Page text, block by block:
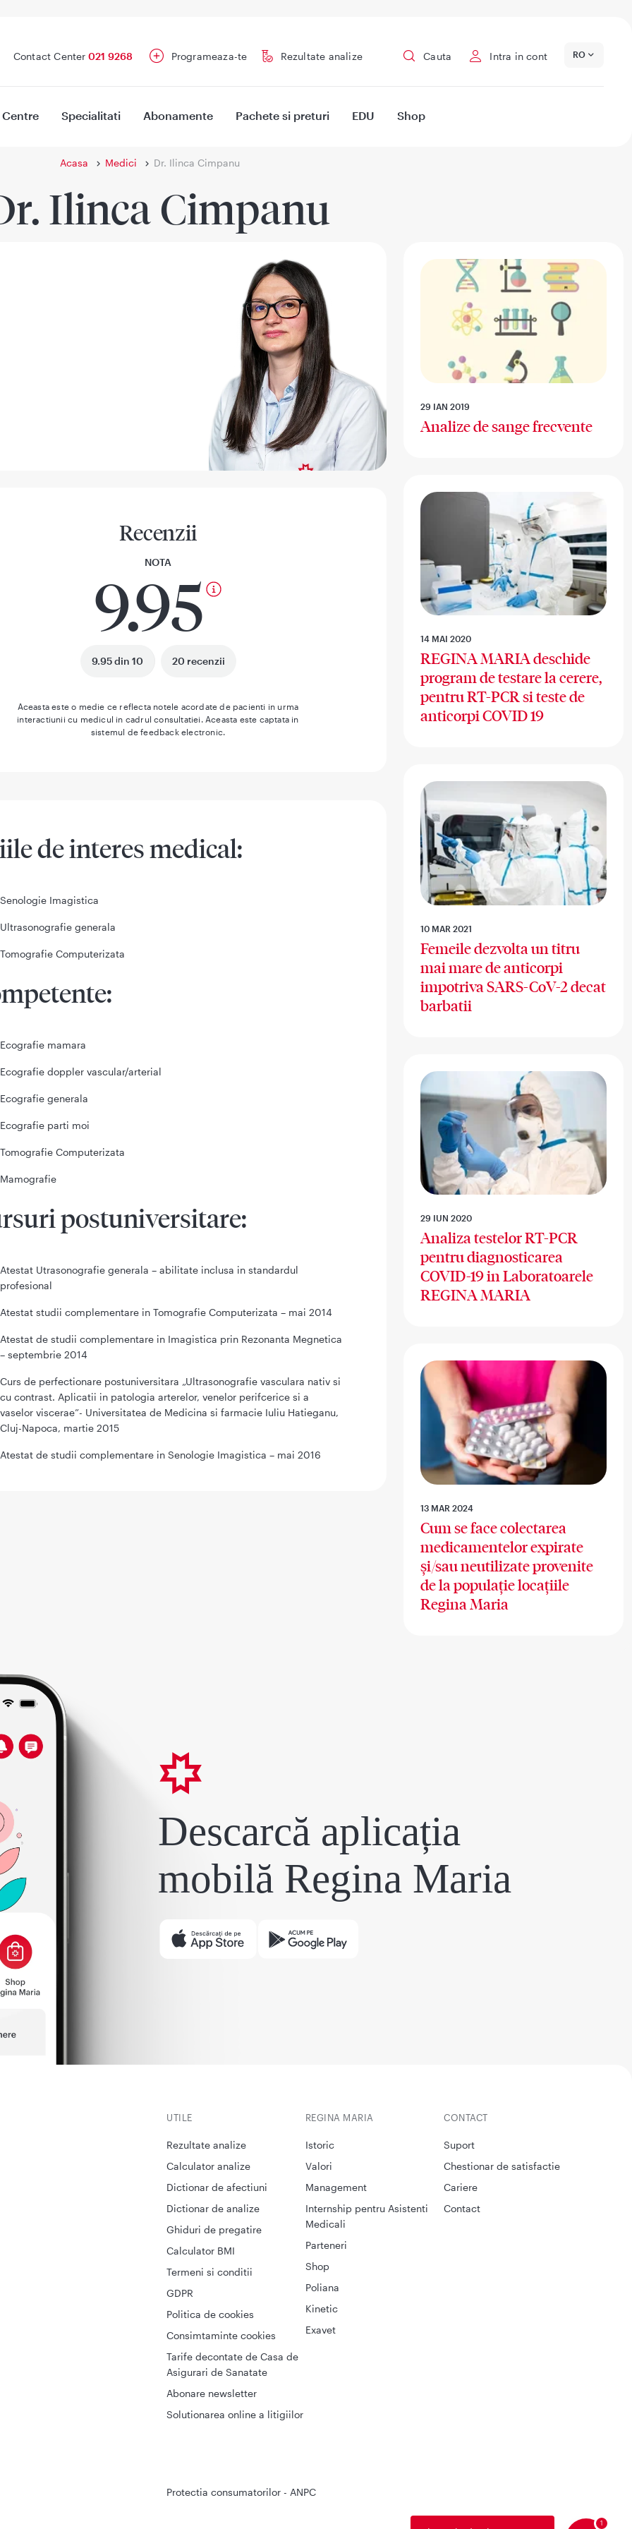
Contact Center 021 9268 Programeaza-te Rezultate analize Cauta Intra in cont RO
Centre Specialitati Abonamente Pachete si preturi EDU Shop
Acasa Medici Dr. Ilinca Cimpanu
Ilinca Cimpanu
Recenzii
NOTA
9.95
9.95 din 10 20 recenzii
Aceasta este o medie ce reflecta notele acordate de pacienti in urma
interactiunii cu medicul in cadrul consultatiei. Aceasta este captata in
sistemul de feedback electronic.
de interes medical:
Senologie Imagistica
Ultrasonografie generala
Tomografie Computerizata
Ecografie mamara
Ecografie doppler vascular/arterial
Ecografie generala
Ecografie parti moi
Tomografie Computerizata
Mamografie
postuniversitare:
Atestat Utrasonografie generala – abilitate inclusa in standardul
profesional
Atestat studii complementare in Tomografie Computerizata – mai 2014
Atestat de studii complementare in Imagistica prin Rezonanta Megnetica
– septembrie 2014
Curs de perfectionare postuniversitara „Ultrasonografie vasculara nativ si
cu contrast. Aplicatii in patologia arterelor, venelor perifcerice si a
vaselor viscerae”- Universitatea de Medicina si farmacie Iuliu Hatieganu,
Cluj-Napoca, martie 2015
Atestat de studii complementare in Senologie Imagistica – mai 2016
29 IAN 2019
Analize de sange frecvente
14 MAI 2020
REGINA MARIA deschide
program de testare la cerere,
pentru RT-PCR si teste de
anticorpi COVID 19
10 MAR 2021
Femeile dezvolta un titru
mai mare de anticorpi
impotriva SARS-CoV-2 decat
barbatii
29 IUN 2020
Analiza testelor RT-PCR
pentru diagnosticarea
COVID-19 in Laboratoarele
REGINA MARIA
13 MAR 2024
Cum se face colectarea
medicamentelor expirate
și/sau neutilizate provenite
de la populație locațiile
Regina Maria
Descarcă aplicația
mobilă Regina Maria
UTILE
Rezultate analize
Calculator analize
Dictionar de afectiuni
Dictionar de analize
Ghiduri de pregatire
Calculator BMI
Termeni si conditii
GDPR
Politica de cookies
Consimtaminte cookies
Tarife decontate de Casa de
Asigurari de Sanatate
Abonare newsletter
Solutionarea online a litigiilor
CONTACT
Suport
Chestionar de satisfactie
Cariere
Contact
REGINA MARIA
Istoric
Valori
Management
Internship pentru Asistenti
Medicali
Parteneri
Shop
Poliana
Kinetic
Exavet
Protectia consumatorilor - ANPC